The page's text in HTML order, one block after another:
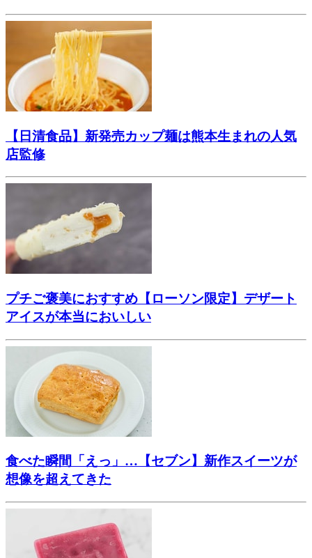
【日清食品】新発売カップ麺は熊本生まれの人気
店監修
プチご褒美におすすめ【ローソン限定】デザート
アイスが本当においしい
食べた瞬間「えっ」…【セブン】新作スイーツが
想像を超えてきた